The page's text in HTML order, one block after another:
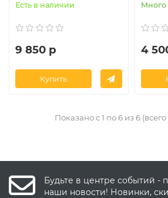
Есть в наличии
9 850 р
Купить
Много
4
Показано с 1 по 6 из 6
Будьте в центре событий -
наши новости! Новинки,